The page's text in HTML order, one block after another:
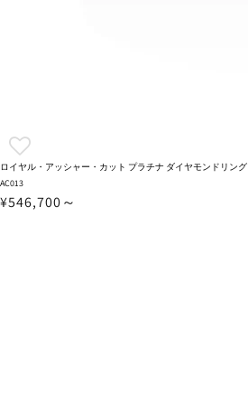
ロイヤル・アッシャー・カット プラチナ ダイヤモンドリング
AC013
¥546,700～